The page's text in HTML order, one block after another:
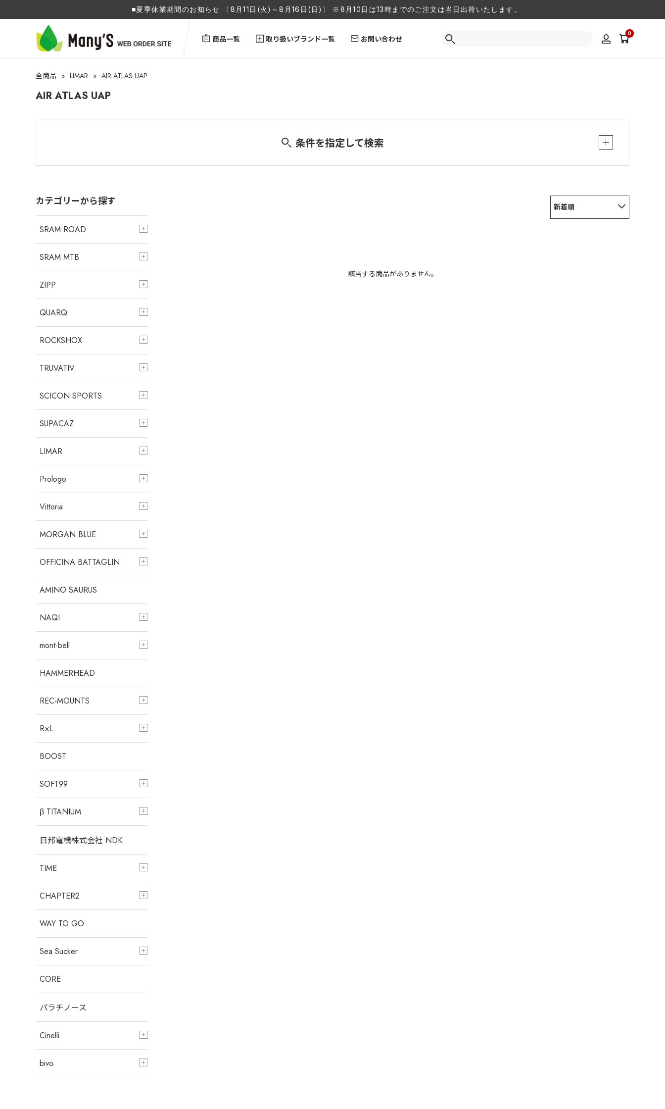
■夏季休業期間のお知らせ 〔8月11日(火)～8月16日(日)〕 ※8月10日は13時までのご注文は当日出荷いたします。
商品一覧 取り扱いブランド一覧 お問い合わせ
0
全商品 » LIMAR » AIR ATLAS UAP
AIR ATLAS UAP
条件を指定して検索
カテゴリーから探す
SRAM ROAD
SRAM MTB
ZIPP
QUARQ
ROCKSHOX
TRUVATIV
SCICON SPORTS
SUPACAZ
LIMAR
Prologo
Vittoria
MORGAN BLUE
OFFICINA BATTAGLIN
AMINO SAURUS
NAQI
mont-bell
HAMMERHEAD
REC-MOUNTS
R×L
BOOST
SOFT99
β TITANIUM
日邦電機株式会社 NDK
TIME
CHAPTER2
WAY TO GO
Sea Sucker
CORE
パラチノース
Cinelli
bivo
新着順
該当する商品がありません。